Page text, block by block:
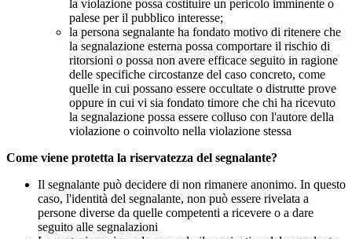
la violazione possa costituire un pericolo imminente o
palese per il pubblico interesse;
la persona segnalante ha fondato motivo di ritenere che
la segnalazione esterna possa comportare il rischio di
ritorsioni o possa non avere efficace seguito in ragione
delle specifiche circostanze del caso concreto, come
quelle in cui possano essere occultate o distrutte prove
oppure in cui vi sia fondato timore che chi ha ricevuto
la segnalazione possa essere colluso con l'autore della
violazione o coinvolto nella violazione stessa
Come viene protetta la riservatezza del segnalante?
Il segnalante può decidere di non rimanere anonimo. In questo
caso, l'identità del segnalante, non può essere rivelata a
persone diverse da quelle competenti a ricevere o a dare
seguito alle segnalazioni